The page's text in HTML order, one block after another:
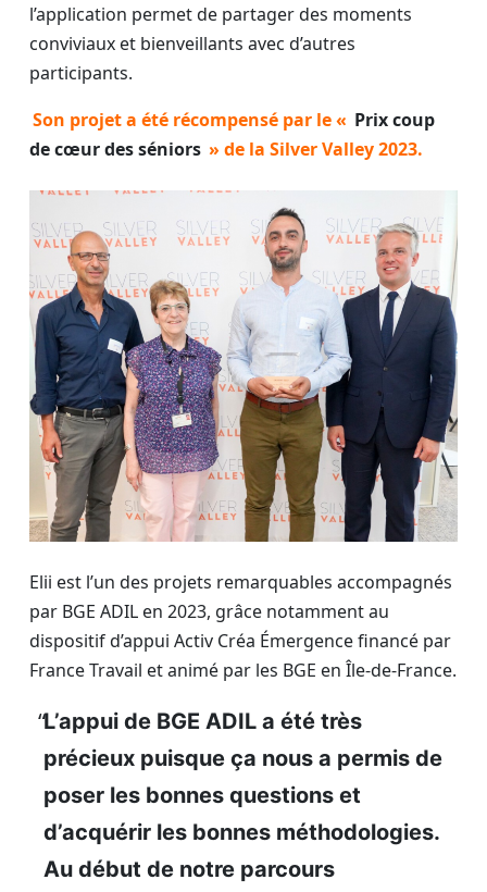
l’application permet de partager des moments
conviviaux et bienveillants avec d’autres
participants.
Son projet a été récompensé par le « Prix coup
de cœur des séniors » de la Silver Valley 2023.
Elii est l’un des projets remarquables accompagnés
par BGE ADIL en 2023, grâce notamment au
dispositif d’appui Activ Créa Émergence financé par
France Travail et animé par les BGE en Île-de-France.
L’appui de BGE ADIL a été très
précieux puisque ça nous a permis de
poser les bonnes questions et
d’acquérir les bonnes méthodologies.
Au début de notre parcours